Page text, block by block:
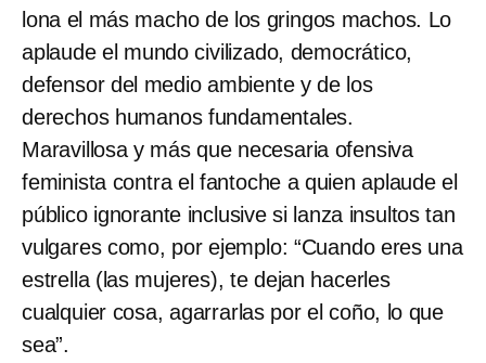
lona el más macho de los gringos machos. Lo
aplaude el mundo civilizado, democrático,
defensor del medio ambiente y de los
derechos humanos fundamentales.
Maravillosa y más que necesaria ofensiva
feminista contra el fantoche a quien aplaude el
público ignorante inclusive si lanza insultos tan
vulgares como, por ejemplo: “Cuando eres una
estrella (las mujeres), te dejan hacerles
cualquier cosa, agarrarlas por el coño, lo que
sea”.